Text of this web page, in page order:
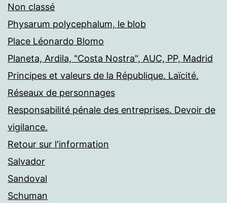
Non classé
Physarum polycephalum, le blob
Place Léonardo Blomo
Planeta, Ardila, "Costa Nostra", AUC, PP, Madrid
Principes et valeurs de la République. Laïcité.
Réseaux de personnages
Responsabilité pénale des entreprises. Devoir de
vigilance.
Retour sur l'information
Salvador
Sandoval
Schuman